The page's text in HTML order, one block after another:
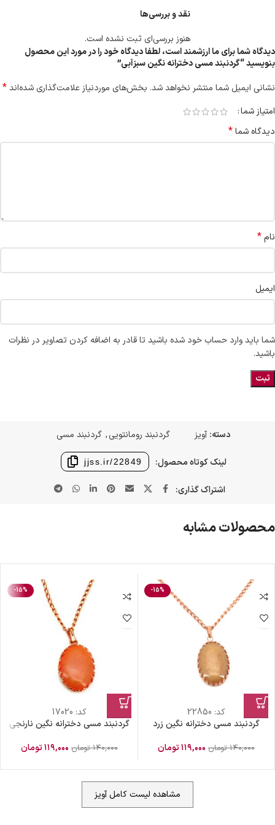
نقد و بررسی‌ها
هنوز بررسی‌ای ثبت نشده است.
دیدگاه شما برای ما ارزشمند است، لطفا دیدگاه خود را در مورد این محصول
بنویسید “گردنبند مسی دخترانه نگین سبزآبی”
نشانی ایمیل شما منتشر نخواهد شد. بخش‌های موردنیاز علامت‌گذاری شده‌اند*
امتیاز شما
دیدگاه شما*
نام*
ایمیل
شما باید وارد حساب خود شده باشید تا قادر به اضافه کردن تصاویر در نظرات
باشید.
دسته: آویز گردنبند رومانتویی, گردنبند مسی
لینک کوتاه محصول: jjss.ir/22849
اشتراک گذاری:
محصولات مشابه
-15%
کد: 22850
گردنبند مسی دخترانه نگین زرد
۱۴۰,۰۰۰ تومان ۱۱۹,۰۰۰تومان
-15%
کد: 17020
گردنبند مسی دخترانه نگین نارنجی
۱۴۰,۰۰۰ تومان ۱۱۹,۰۰۰تومان
مشاهده لیست کامل آویز